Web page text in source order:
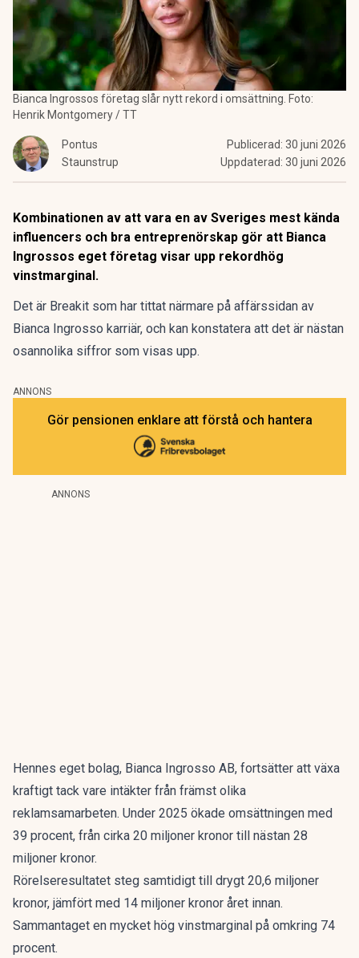
Bianca Ingrossos företag slår nytt rekord i omsättning. Foto:
Henrik Montgomery / TT
Pontus
Staunstrup
Publicerad: 30 juni 2026
Uppdaterad: 30 juni 2026
Kombinationen av att vara en av Sveriges mest kända
influencers och bra entreprenörskap gör att Bianca
Ingrossos eget företag visar upp rekordhög
vinstmarginal.
Det är Breakit som har tittat närmare på affärssidan av
Bianca Ingrosso karriär, och kan konstatera att det är nästan
osannolika siffror som visas upp.
ANNONS
Gör pensionen enklare att förstå och hantera
ANNONS
Hennes eget bolag, Bianca Ingrosso AB, fortsätter att växa
kraftigt tack vare intäkter från främst olika
reklamsamarbeten. Under 2025 ökade omsättningen med
39 procent, från cirka 20 miljoner kronor till nästan 28
miljoner kronor.
Rörelseresultatet steg samtidigt till drygt 20,6 miljoner
kronor, jämfört med 14 miljoner kronor året innan.
Sammantaget en mycket hög vinstmarginal på omkring 74
procent.